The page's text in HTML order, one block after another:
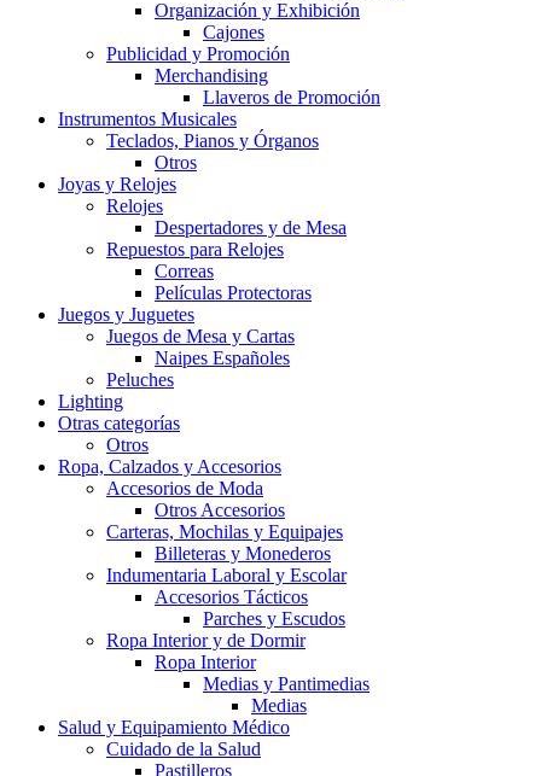
Organización y Exhibición
Cajones
Publicidad y Promoción
Merchandising
Llaveros de Promoción
Instrumentos Musicales
Teclados, Pianos y Órganos
Otros
Joyas y Relojes
Relojes
Despertadores y de Mesa
Repuestos para Relojes
Correas
Películas Protectoras
Juegos y Juguetes
Juegos de Mesa y Cartas
Naipes Españoles
Peluches
Lighting
Otras categorías
Otros
Ropa, Calzados y Accesorios
Accesorios de Moda
Otros Accesorios
Carteras, Mochilas y Equipajes
Billeteras y Monederos
Indumentaria Laboral y Escolar
Accesorios Tácticos
Parches y Escudos
Ropa Interior y de Dormir
Ropa Interior
Medias y Pantimedias
Medias
Salud y Equipamiento Médico
Cuidado de la Salud
Pastilleros